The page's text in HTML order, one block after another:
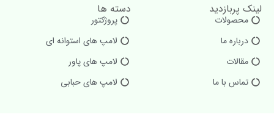
لینک پربازدید
محصولات
درباره ما
مقالات
تماس با ما
دسته ها
پروژکتور
لامپ های استوانه ای
لامپ های پاور
لامپ های حبابی